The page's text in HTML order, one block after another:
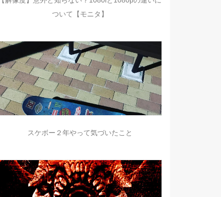
ついて【モニタ】
スケボー２年やって気づいたこと